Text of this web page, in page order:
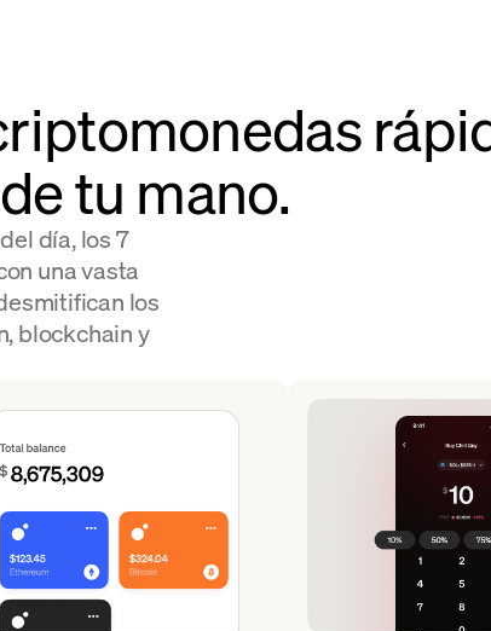
tu mano.
día, los 7
una vasta
los
blockchain y